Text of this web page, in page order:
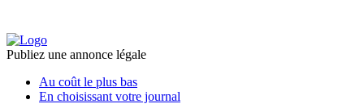
Publiez une annonce légale
Au coût le plus bas
En choisissant votre journal